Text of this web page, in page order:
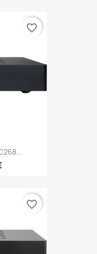
favorite_border
favorite_border